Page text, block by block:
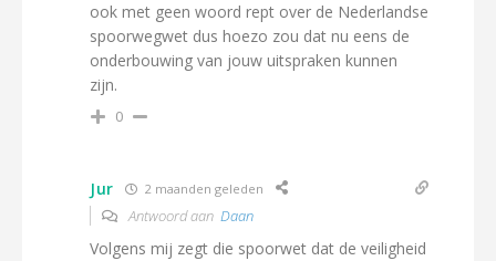
ook met geen woord rept over de Nederlandse
spoorwegwet dus hoezo zou dat nu eens de
onderbouwing van jouw uitspraken kunnen
zijn.
0
Jur 2 maanden geleden
Antwoord aan Daan
Volgens mij zegt die spoorwet dat de veiligheid